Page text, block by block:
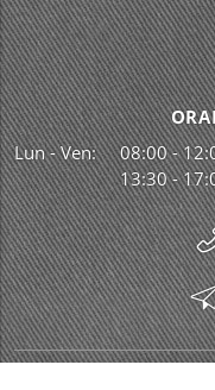
Lun - Ven:
08:00 -
13:30 -